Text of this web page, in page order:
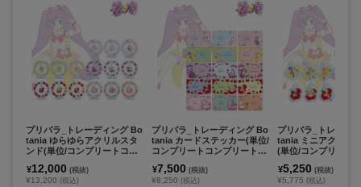
プリパラ_トレーディング Bo
tania ゆらゆらアクリルスタ
ンド(単位/コンプリートコン
り)
¥12,000 (税抜)
¥13,200 (税込)
プリパラ_トレーディング Bo
tania カードステッカー(単位/
コンプリートコンプリートB
¥7,500 (税抜)
¥8,250 (税込)
プリパラ_トレーデ
tania ミニアクリル
(単位/コンプリート
¥5,250 (税抜)
¥5,775 (税込)